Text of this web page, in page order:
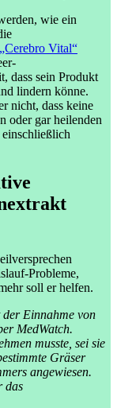
wie ein
Vital“
dass sein Produkt
lindern könne.
nicht, dass keine
oder gar heilenden
Probleme,
soll er helfen.
Einnahme von
MedWatch.
musste, sei sie
Gräser
angewiesen.
das